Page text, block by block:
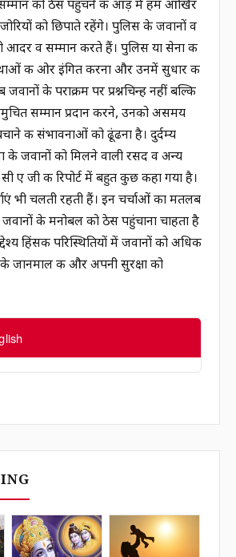
को ठेस पहुंचने की आड़ में हम आखिर
को छिपाते रहेंगे। पुलिस के जवानों व
आदर व सम्मान करते हैं। पुलिस या सेना की
की ओर इंगित करना और उनमें सुधार की
के पराक्रम पर प्रश्नचिन्ह नहीं बल्कि
सम्मान प्रदान करने, उनको असमय
की संभावनाओं को ढूंढना है। दुर्दम्य
के जवानों को मिलने वाली रसद व अन्य
ए जी की रिपोर्ट में बहुत कुछ कहा गया है।
भी चलती रहती हैं। इन चर्चाओं का मतलब
के मनोबल को ठेस पहुंचाना चाहता है
हिंसक परिस्थितियों में जवानों को अधिक
जानमाल की और अपनी सुरक्षा को